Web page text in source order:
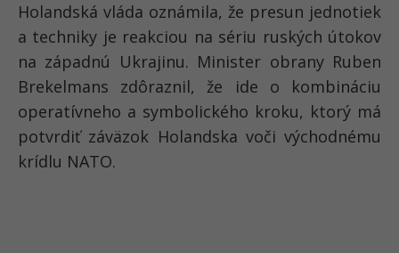
Holandská vláda oznámila, že presun jednotiek
a techniky je reakciou na sériu ruských útokov
na západnú Ukrajinu. Minister obrany Ruben
Brekelmans zdôraznil, že ide o kombináciu
operatívneho a symbolického kroku, ktorý má
potvrdiť záväzok Holandska voči východnému
krídlu NATO.